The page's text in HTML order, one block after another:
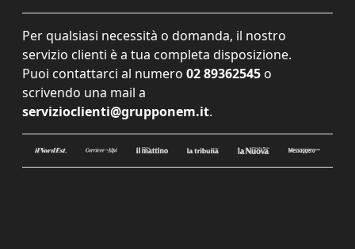
Per qualsiasi necessità o domanda, il nostro
servizio clienti è a tua completa disposizione.
Puoi contattarci al numero 02 89362545 o
scrivendo una mail a
servizioclienti@grupponem.it.